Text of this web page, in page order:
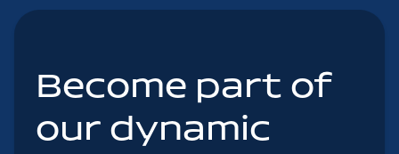
Become part of
our dynamic